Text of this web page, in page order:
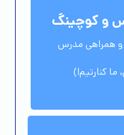
و کوچینگ
و همراهی مدرس
ما کنارتیم!)